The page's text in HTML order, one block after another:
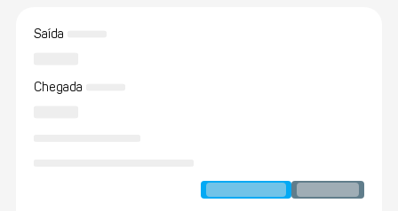
Saída
Chegada